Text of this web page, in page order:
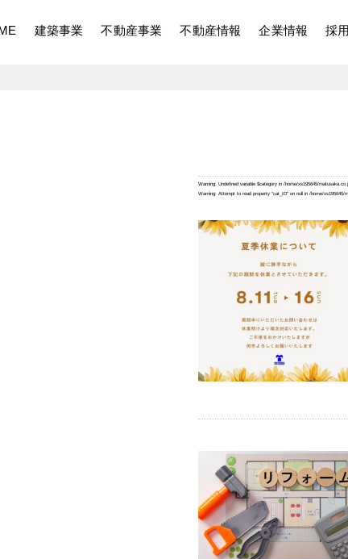
建築事業 不動産事業 不動産情報 企業情報 採
Warning: Undefined variable $category in /home/xs195645/
Warning: Attempt to read property "cat_ID" on null in /home/xs195645/